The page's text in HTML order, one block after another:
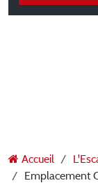
Accueil
Emplacement